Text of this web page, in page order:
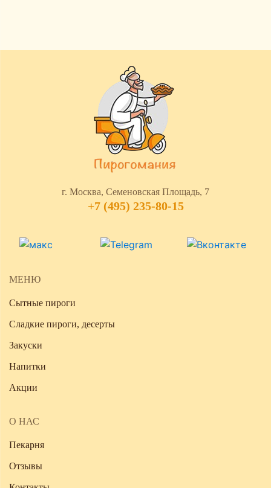
г. Москва, Семеновская Площадь, 7
+7 (495) 235-80-15
МЕНЮ
Сытные пироги
Сладкие пироги, десерты
Закуски
Напитки
Акции
О НАС
Пекарня
Отзывы